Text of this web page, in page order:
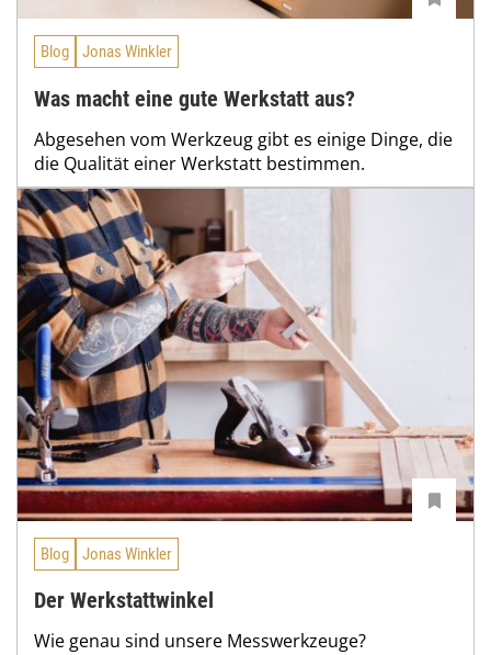
Blog Jonas Winkler
Was macht eine gute Werkstatt aus?
Abgesehen vom Werkzeug gibt es einige Dinge, die
die Qualität einer Werkstatt bestimmen.
Blog Jonas Winkler
Der Werkstattwinkel
Wie genau sind unsere Messwerkzeuge?